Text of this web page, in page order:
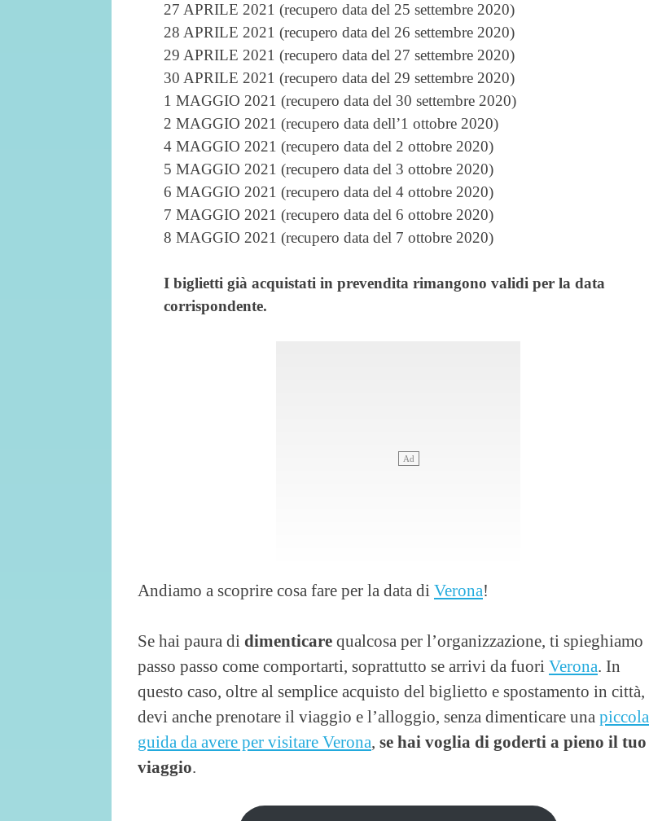
27 APRILE 2021 (recupero data del 25 settembre 2020)
28 APRILE 2021 (recupero data del 26 settembre 2020)
29 APRILE 2021 (recupero data del 27 settembre 2020)
30 APRILE 2021 (recupero data del 29 settembre 2020)
1 MAGGIO 2021 (recupero data del 30 settembre 2020)
2 MAGGIO 2021 (recupero data dell’1 ottobre 2020)
4 MAGGIO 2021 (recupero data del 2 ottobre 2020)
5 MAGGIO 2021 (recupero data del 3 ottobre 2020)
6 MAGGIO 2021 (recupero data del 4 ottobre 2020)
7 MAGGIO 2021 (recupero data del 6 ottobre 2020)
8 MAGGIO 2021 (recupero data del 7 ottobre 2020)
I biglietti già acquistati in prevendita rimangono validi per la data
corrispondente.
Andiamo a scoprire cosa fare per la data di Verona!
Se hai paura di dimenticare qualcosa per l’organizzazione, ti spieghiamo
passo passo come comportarti, soprattutto se arrivi da fuori Verona. In
questo caso, oltre al semplice acquisto del biglietto e spostamento in città,
devi anche prenotare il viaggio e l’alloggio, senza dimenticare una piccola
guida da avere per visitare Verona, se hai voglia di goderti a pieno il tuo
viaggio.